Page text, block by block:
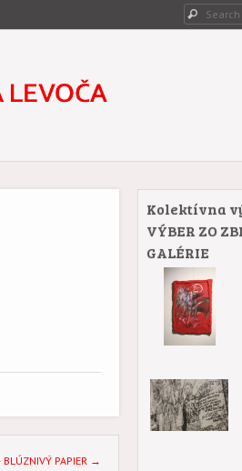
Search
PAPIER →
Kolektívna
VÝBER ZO
GALÉRIE